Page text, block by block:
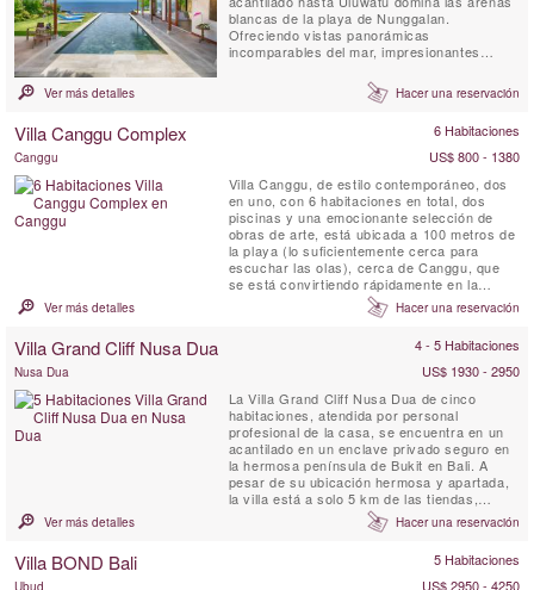
blancas de la playa de Nunggalan.
Ofreciendo vistas panorámicas
incomparables del mar, impresionantes
noche una magnífica bóveda celestial. El
diseño simple y elegante de Villa Sol y Mar
playa. Es un lugar ideal para que ...
Ver más detalles Hacer una reservación
Villa Canggu Complex 6 Habitaciones
Canggu
US$ 800 - 1380
Villa Canggu, de estilo contemporáneo, dos
en uno, con 6 habitaciones en total, dos
piscinas y una emocionante selección de
obras de arte, está ubicada a 100 metros de
la playa (lo suficientemente cerca para
escuchar las olas), cerca de Canggu, que
se está convirtiendo rápidamente en la
escena costera más moderna de Bali. El
complejo Villa Canggu se divide en dos
alquilar de forma conjunta o independiente:
Ver más detalles Hacer una reservación
Villa Grand Cliff Nusa Dua 4 - 5 Habitaciones
Nusa Dua
US$ 1930 - 2950
La Villa Grand Cliff Nusa Dua de cinco
habitaciones, atendida por personal
profesional de la casa, se encuentra en un
acantilado en un enclave privado seguro en
la hermosa península de Bukit en Bali. A
pesar de su ubicación hermosa y apartada,
la villa está a solo 5 km de las tiendas,
restaurantes, golf y actividades de deportes
acuáticos de Nusa Dua, todos los cuales
el conductor de cortesía de la villa. Esta villa
Ver más detalles Hacer una reservación
Villa BOND Bali 5 Habitaciones
Ubud US$ 2950 - 4250